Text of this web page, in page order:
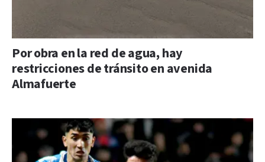
Por obra en la red de agua, hay
restricciones de tránsito en avenida
Almafuerte